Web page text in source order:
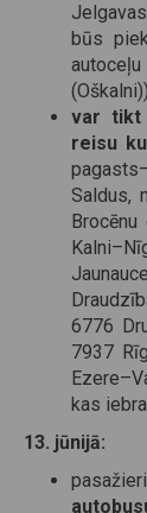
būs
var tikt
reisu
Saldus,
6776
7937
kas
13. jūnijā: